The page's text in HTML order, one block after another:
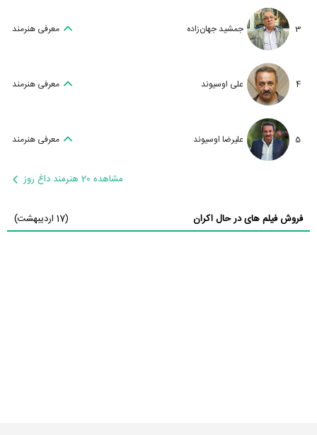
3 جمشید جهان‌زاده معرفی هنرمند
4 علی اوسیوند معرفی هنرمند
5 علیرضا اوسیوند معرفی هنرمند
مشاهده 20 هنرمند داغ روز
فروش فیلم های در حال اکران (17 اردیبهشت)